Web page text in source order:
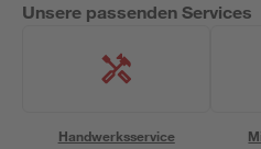
Unsere passenden Services
Handwerksservice